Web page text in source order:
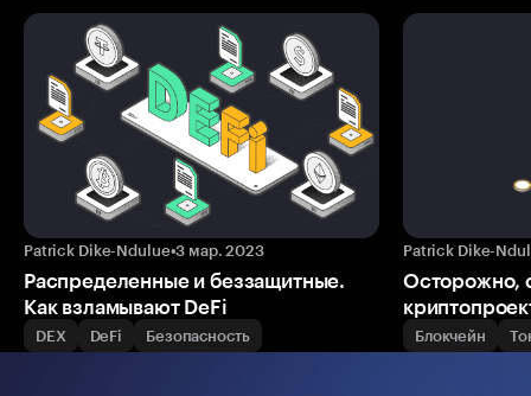
Patrick Dike-Ndulue•3 мар. 2023
Распределенные и беззащитные.
Как взламывают DeFi
DEX DeFi Безопасность
Patrick Dike-
Осторожно,
Блокчейн